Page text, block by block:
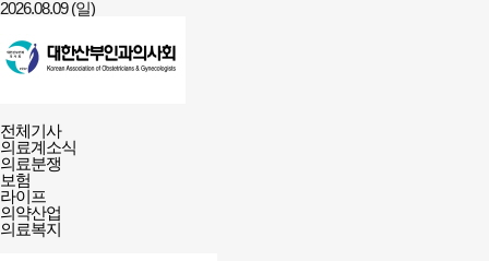
2026.08.09 (일)
필수의료배상보험
전체메뉴
열기/
닫기
전체기사
의료계소식
의료분쟁
보험
라이프
의약산업
의료복지